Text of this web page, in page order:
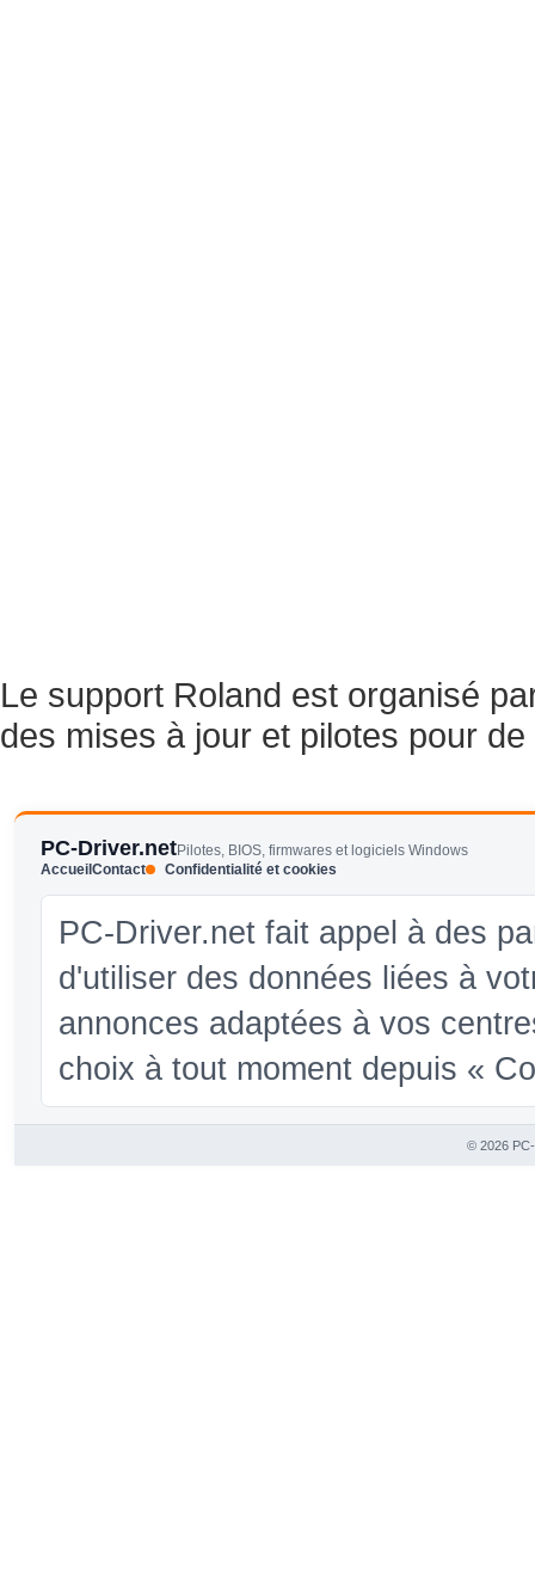
Le support Roland est organisé
des mises à jour et pilotes pour
PC-Driver.netPilotes, BIOS, firmwares et logiciels Windows
AccueilContact Confidentialité et cookies
PC-Driver.net fait appel à des
d'utiliser des données liées à
annonces adaptées à vos
choix à tout moment depuis «
© 2026